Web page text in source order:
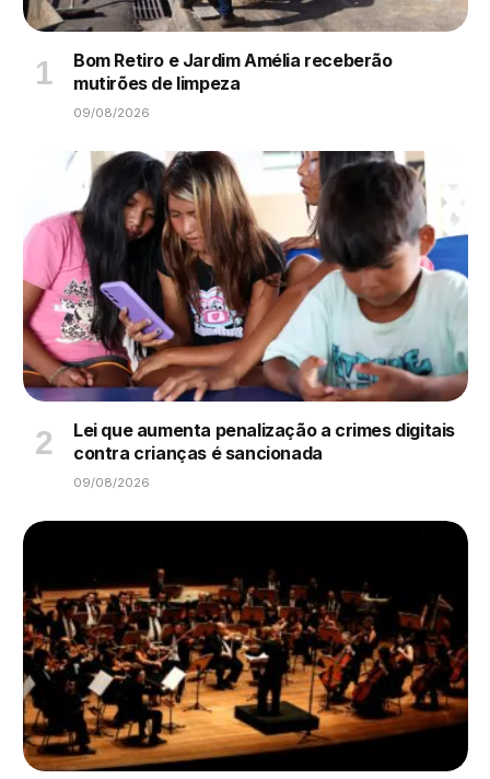
Bom Retiro e Jardim Amélia receberão
mutirões de limpeza
09/08/2026
Lei que aumenta penalização a crimes digitais
contra crianças é sancionada
09/08/2026